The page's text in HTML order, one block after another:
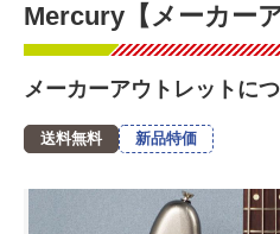
Mercury【メーカー
メーカーアウトレットに
送料無料 新品特価